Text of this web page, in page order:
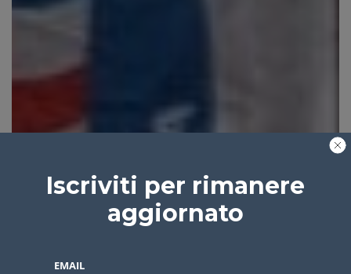
Iscriviti per rimanere
aggiornato
EMAIL